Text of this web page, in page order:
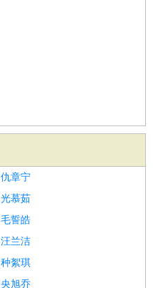
仇章宁
光慕茹
毛誓皓
汪兰洁
种絮琪
央旭乔